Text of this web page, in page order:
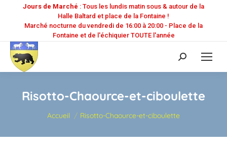
Jours de Marché : Tous les lundis matin sous & autour de la
Halle Baltard et place de la Fontaine !
Marché nocturne du vendredi de 16:00 à 20:00 - Place de la
Fontaine et de l'échiquier TOUTE l'année
Recherche
:
Risotto-Chaource-et-ciboulette
Vous êtes ici :
Accueil Risotto-Chaource-et-ciboulette